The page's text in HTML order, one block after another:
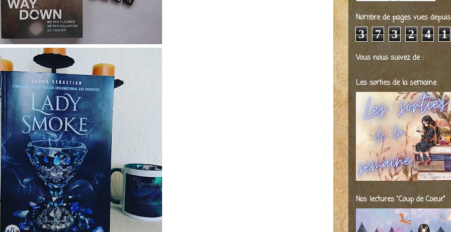
Nombre de pages vues depuis
3 7 3 2 4 1
Vous nous suivez de :
Les sorties de la semaine
Nos lectures "Coup de Coeur"